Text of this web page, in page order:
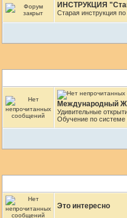
ИНСТРУКЦИЯ
Старая инструкция
Международный
Удивительные
Обучение по системе
Это интересно